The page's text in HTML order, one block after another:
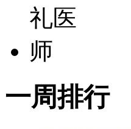
一周排行